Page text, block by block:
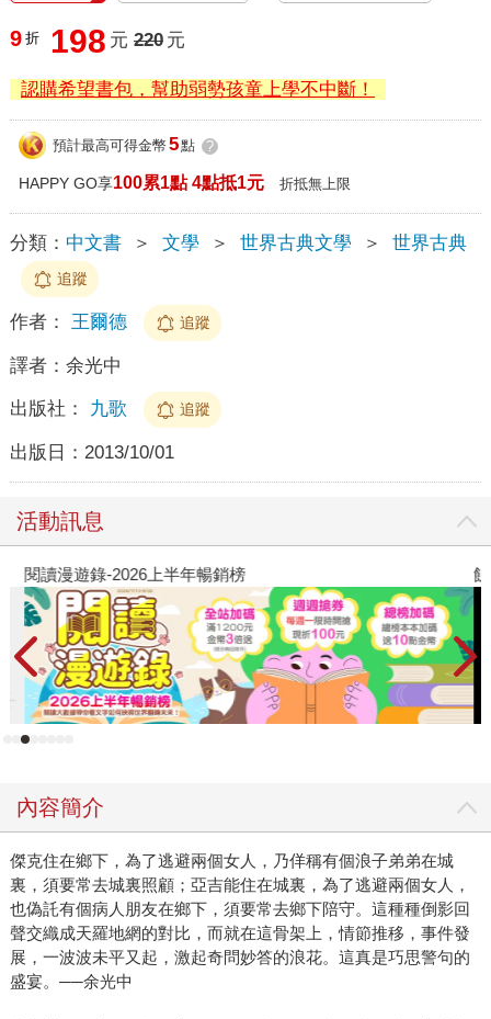
9 折 198 元 220 元
認購希望書包，幫助弱勢孩童上學不中斷！
預計最高可得金幣 5點 ?
HAPPY GO享100累1點 4點抵1元 折抵無上限
分類： 中文書 ＞ 文學 ＞ 世界古典文學 ＞ 世界古典
追蹤
作者： 王爾德 追蹤
譯者： 余光中
出版社： 九歌 追蹤
出版日： 2013/10/01
活動訊息
閱讀漫遊錄-2026上半年暢銷榜
內容簡介
傑克住在鄉下，為了逃避兩個女人，乃佯稱有個浪子弟弟在城
裏，須要常去城裏照顧；亞吉能住在城裏，為了逃避兩個女人，
也偽託有個病人朋友在鄉下，須要常去鄉下陪守。這種種倒影回
聲交織成天羅地網的對比，而就在這骨架上，情節推移，事件發
展，一波波未平又起，激起奇問妙答的浪花。這真是巧思警句的
盛宴。──余光中